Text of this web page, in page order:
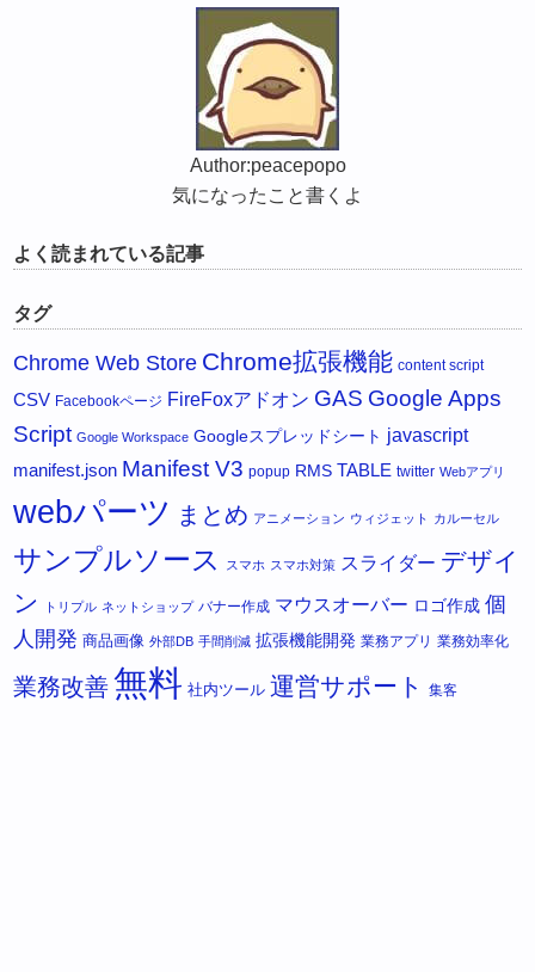
Author:peacepopo
気になったこと書くよ
よく読まれている記事
タグ
Chrome Web Store Chrome拡張機能 content script
CSV Facebookページ FireFoxアドオン GAS Google Apps
Script Google Workspace Googleスプレッドシート javascript
manifest.json Manifest V3 popup RMS TABLE twitter Webアプリ
webパーツ まとめ アニメーション ウィジェット カルーセル
サンプルソース スマホ スマホ対策 スライダー デザイ
ン
トリプル ネットショップ バナー作成 マウスオーバー ロゴ作成 個
人開発 商品画像 外部DB 手間削減 拡張機能開発 業務アプリ 業務効率化
業務改善無料 社内ツール 運営サポート 集客